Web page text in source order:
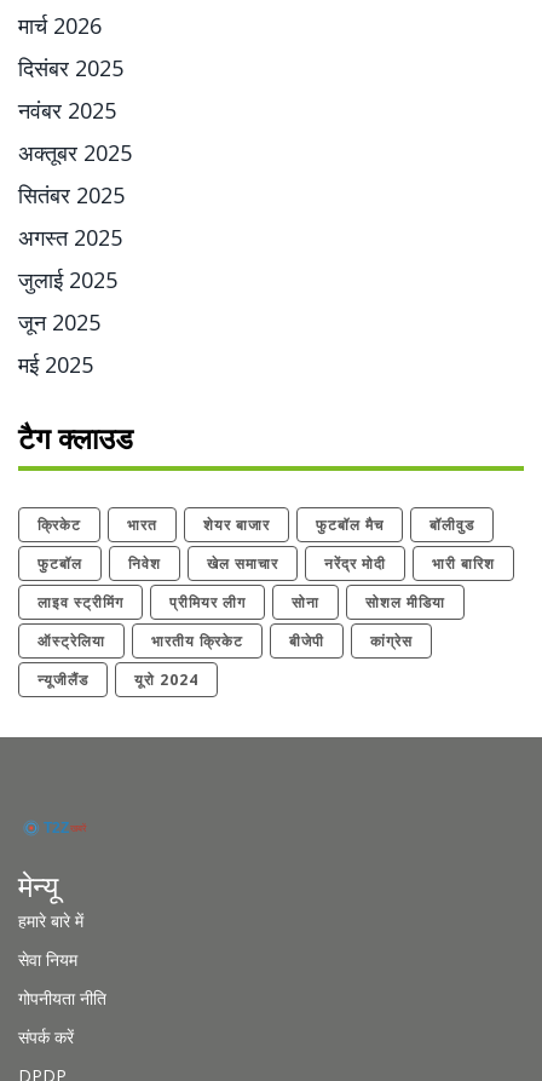
मार्च 2026
दिसंबर 2025
नवंबर 2025
अक्तूबर 2025
सितंबर 2025
अगस्त 2025
जुलाई 2025
जून 2025
मई 2025
टैग क्लाउड
क्रिकेट भारत शेयर बाजार फुटबॉल मैच
बॉलीवुड
फुटबॉल
निवेश खेल समाचार नरेंद्र मोदी
भारी बारिश
लाइव स्ट्रीमिंग
प्रीमियर लीग सोना
सोशल मीडिया
ऑस्ट्रेलिया
भारतीय क्रिकेट बीजेपी
कांग्रेस
न्यूजीलैंड
यूरो 2024
मेन्यू
हमारे बारे में
सेवा नियम
गोपनीयता नीति
संपर्क करें
DPDP